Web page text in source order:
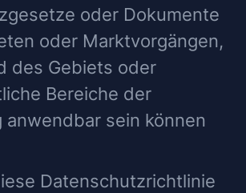
oder Dokumente
oder Marktvorgängen,
des Gebiets oder
Bereiche der
anwendbar sein können
Datenschutzrichtlinie